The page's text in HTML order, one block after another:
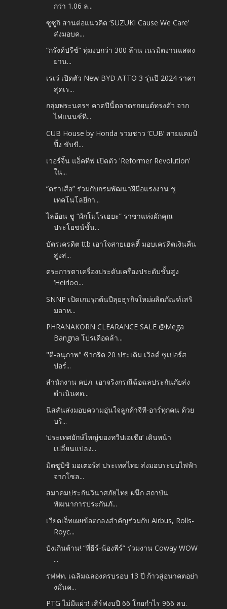
กว่า 1.06 ล...
ซูซูกิ สานต่อแนวคิด ‘SUZUKI Cause We Care’
ส่งมอบค...
“กรังด์ปรีซ์” ทุ่มงบกว่า 300 ล้าน เนรมิตงานแสดง
ยาน...
เรเว่ เปิดตัว New BYD ATTO 3 รุ่นปี 2024 ราคา
สุดเร...
กลุ่มพระนครฯ คาดปีนี้ตลาดรถยนต์ทรงตัว จาก
ไฟแนนซ์ที...
CUB House by Honda รวมชาว ‘CUB’ สายแคมป์
ปิ้ง ขับขี...
เวอร์จิ้น แอ็คทีฟ เปิดตัว 'Reformer Revolution'
ใน...
“ตราเสือ” ร่วมกับกรมพัฒนาฝีมือแรงงาน ชู
เทคโนโลยีกา...
ไลอ้อน ชู “ผักโมโรเฮยะ” ราชาแห่งผักคุณ
ประโยชน์ชั้น...
บัตรเครดิต ttb เอาใจสายเฮลตี้ มอบเครดิตเงินคืน
สูงส...
ตระการตาเครื่องประดับเครื่องประดับชั้นสูง
‘Heirloo...
SNNP เปิดเกมรุกต้นปีลุยธุรกิจใหม่ผลิตภัณฑ์เสริ
มอาห...
PHRANAKORN CLEARANCE SALE @Mega
Bangna โปรเดือดล้า...
"ตี-อนุภาพ" ซิวกริด 20 ประเดิม เวิลด์ ซูเปอร์ส
ปอร์...
สำนักงาน คปภ. เอาจริงกรณีฉ้อฉลประกันภัยส่ง
ดำเนินคด...
นิสสันส่งมอบความอุ่นใจลูกค้าจีที-อาร์ทุกคน ด้วย
บริ...
‘ประเทศยักษ์ใหญ่ของทวีปเอเชีย’ เดินหน้า
เปลี่ยนแปลง...
มิตซูบิชิ มอเตอร์ส ประเทศไทย ส่งมอบระบบไฟฟ้า
จากโซล...
สมาคมประกันวินาศภัยไทย ผนึก สถาบัน
พัฒนาการประกันภั...
เวียตเจ็ทเผยข้อตกลงสำคัญร่วมกับ Airbus, Rolls-
Royc...
ปังเกินต้าน! “พี่ธีร์-น้องพีร์” ร่วมงาน Coway WOW
...
รฟฟท. เฉลิมฉลองครบรอบ 13 ปี ก้าวสู่อนาคตอย่า
งมั่นค...
PTG ไม่มีแผ่ว! เสิร์ฟงบปี 66 โกยกำไร 966 ลบ.